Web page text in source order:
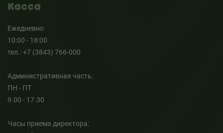
Касса
Ежедневно
10:00 - 18:00
тел.: +7 (3843) 766-000
Административная часть:
ПН - ПТ
9.00 - 17.30
Часы приема директора: